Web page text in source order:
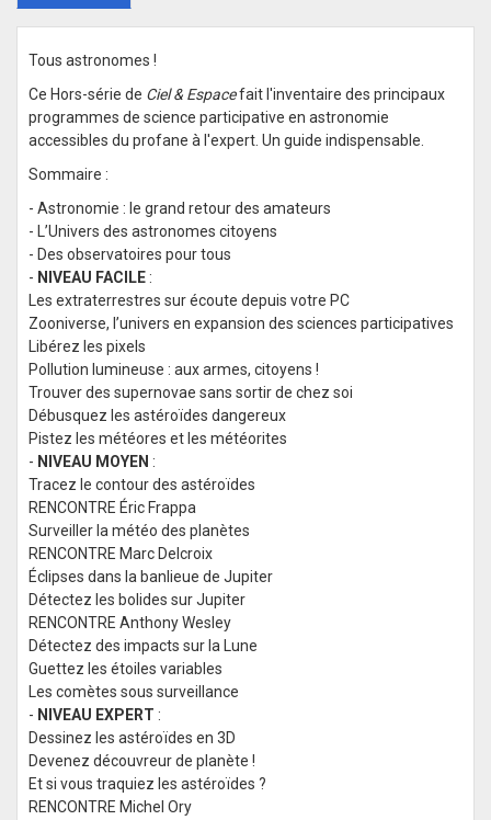
Tous astronomes !
Ce Hors-série de Ciel & Espacefait l'inventaire des principaux
programmes de science participative en astronomie
accessibles du profane à l'expert. Un guide indispensable.
Sommaire :
- Astronomie : le grand retour des amateurs
- L’Univers des astronomes citoyens
- Des observatoires pour tous
- NIVEAU FACILE :
Les extraterrestres sur écoute depuis votre PC
Zooniverse, l’univers en expansion des sciences participatives
Libérez les pixels
Pollution lumineuse : aux armes, citoyens !
Trouver des supernovae sans sortir de chez soi
Débusquez les astéroïdes dangereux
Pistez les météores et les météorites
- NIVEAU MOYEN :
Tracez le contour des astéroïdes
RENCONTRE Éric Frappa
Surveiller la météo des planètes
RENCONTRE Marc Delcroix
Éclipses dans la banlieue de Jupiter
Détectez les bolides sur Jupiter
RENCONTRE Anthony Wesley
Détectez des impacts sur la Lune
Guettez les étoiles variables
Les comètes sous surveillance
- NIVEAU EXPERT :
Dessinez les astéroïdes en 3D
Devenez découvreur de planète !
Et si vous traquiez les astéroïdes ?
RENCONTRE Michel Ory